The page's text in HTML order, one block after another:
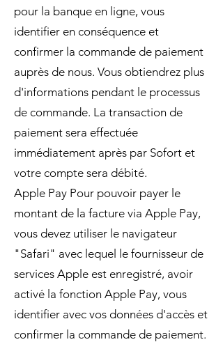
pour la banque en ligne, vous
identifier en conséquence et
confirmer la commande de paiement
auprès de nous. Vous obtiendrez plus
d'informations pendant le processus
de commande. La transaction de
paiement sera effectuée
immédiatement après par Sofort et
votre compte sera débité.
Apple Pay Pour pouvoir payer le
montant de la facture via Apple Pay,
vous devez utiliser le navigateur
"Safari" avec lequel le fournisseur de
services Apple est enregistré, avoir
activé la fonction Apple Pay, vous
identifier avec vos données d'accès et
confirmer la commande de paiement.